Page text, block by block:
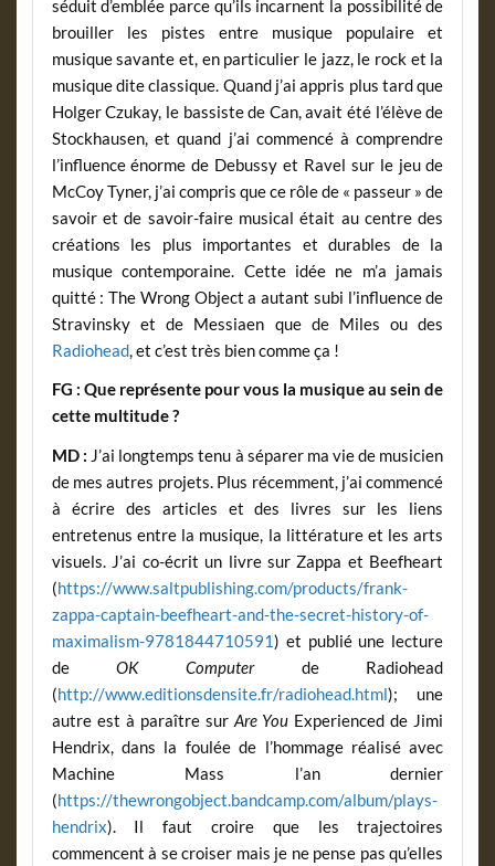
séduit d’emblée parce qu’ils incarnent la possibilité de
brouiller les pistes entre musique populaire et
musique savante et, en particulier le jazz, le rock et la
musique dite classique. Quand j’ai appris plus tard que
Holger Czukay, le bassiste de Can, avait été l’élève de
Stockhausen, et quand j’ai commencé à comprendre
l’influence énorme de Debussy et Ravel sur le jeu de
McCoy Tyner, j’ai compris que ce rôle de « passeur » de
savoir et de savoir-faire musical était au centre des
créations les plus importantes et durables de la
musique contemporaine. Cette idée ne m’a jamais
quitté : The Wrong Object a autant subi l’influence de
Stravinsky et de Messiaen que de Miles ou des
Radiohead, et c’est très bien comme ça !
FG : Que représente pour vous la musique au sein de
cette multitude ?
MD : J’ai longtemps tenu à séparer ma vie de musicien
de mes autres projets. Plus récemment, j’ai commencé
à écrire des articles et des livres sur les liens
entretenus entre la musique, la littérature et les arts
visuels. J’ai co-écrit un livre sur Zappa et Beefheart
(https://www.saltpublishing.com/products/frank-
zappa-captain-beefheart-and-the-secret-history-of-
maximalism-9781844710591) et publié une lecture
deOK Computerde Radiohead
(http://www.editionsdensite.fr/radiohead.html); une
autre est à paraître sur Are You Experienced de Jimi
Hendrix, dans la foulée de l’hommage réalisé avec
Machine Mass l’an dernier
(https://thewrongobject.bandcamp.com/album/plays-
hendrix). Il faut croire que les trajectoires
commencent à se croiser mais je ne pense pas qu’elles